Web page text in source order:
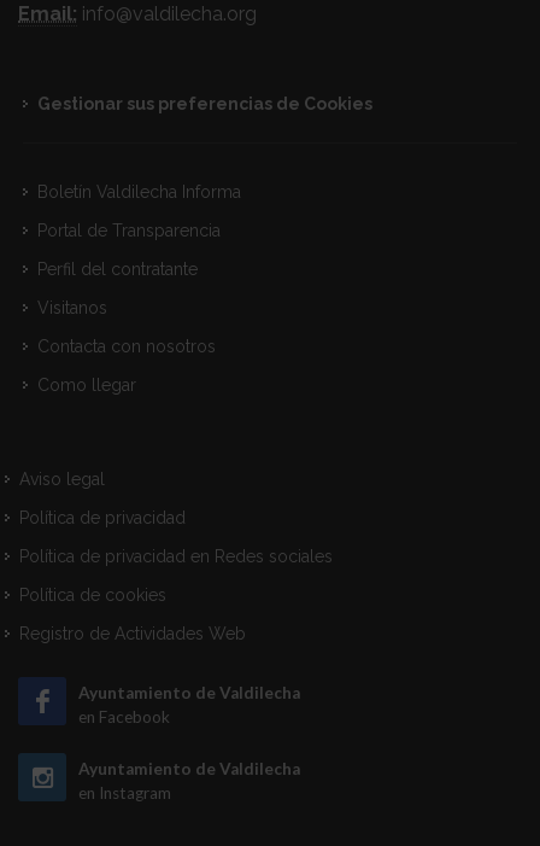
Email: info@valdilecha.org
Gestionar sus preferencias de Cookies
Boletín Valdilecha Informa
Portal de Transparencia
Perfil del contratante
Visitanos
Contacta con nosotros
Como llegar
Aviso legal
Política de privacidad
Política de privacidad en Redes sociales
Política de cookies
Registro de Actividades Web
Ayuntamiento de Valdilecha
en Facebook
Ayuntamiento de Valdilecha
en Instagram